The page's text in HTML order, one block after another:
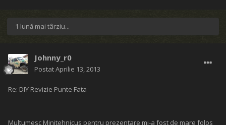
1 lună mai târziu...
Johnny_r0
PostatAprilie 13, 2013
Re: DIY Revizie Punte Fata
Multumesc Minitehnicus pentru prezentare mi-a fost de mare folos